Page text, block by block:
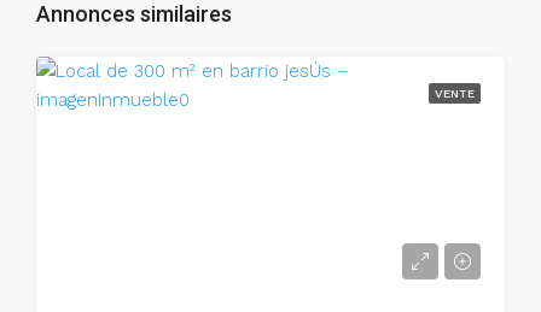
Annonces similaires
VENTE